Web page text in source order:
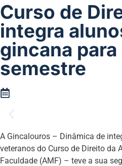
Curso de
integra
gincana
semestre
A Gincalouros – Dinâmica de
veteranos do Curso de Direito da
Faculdade (AMF) – teve a sua